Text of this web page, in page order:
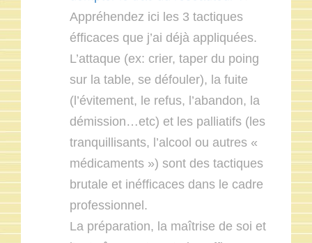
Appréhendez ici les 3 tactiques
éfficaces que j’ai déjà appliquées.
L’attaque (ex: crier, taper du poing
sur la table, se défouler), la fuite
(l’évitement, le refus, l’abandon, la
démission…etc) et les palliatifs (les
tranquillisants, l’alcool ou autres «
médicaments ») sont des tactiques
brutale et inéfficaces dans le cadre
professionnel.
La préparation, la maîtrise de soi et